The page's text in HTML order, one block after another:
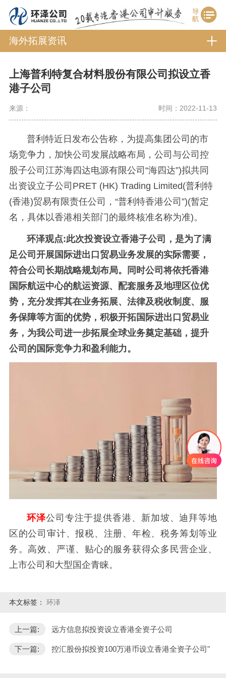
海外拓展资讯
上海普利特复合材料股份有限公司拟设立香
港子公司
来源： 时间：2022-11-13
普利特近日发布公告称，为提高集团公司的市
场竞争力，加快公司发展战略布局，公司与公司控
股子公司江苏海四达电源有限公司“海四达”)拟共同
出资设立子公司PRET (HK) Trading Limited(普利特
(香港)贸易有限责任公司，“普利特香港公司”)(暂定
名，具体以香港相关部门的最终核准名称为准)。
环泽观点:此次投资设立香港子公司，是为了满
足公司开展国际进出口贸易业务发展的实际需要，
符合公司长期战略规划布局。同时公司将依托香港
国际航运中心的航运资源、配套服务及地理区位优
势，充分发挥其在业务拓展、法律及税收制度、服
务保障等方面的优势，积极开拓国际进出口贸易业
务，为我公司进一步拓展全球业务奠定基础，提升
公司的国际竞争力和盈利能力。
环泽公司专注于提供香港、新加坡、迪拜等地
区的公司审计、报税、注册、年检、税务筹划等业
务。高效、严谨、贴心的服务获得众多民营企业、
上市公司和大型国企青睐。
本文标签： 环泽
上一篇: 远方信息拟投资设立香港全资子公司
下一篇: 控汇股份拟投资100万港币设立香港全资子公司"